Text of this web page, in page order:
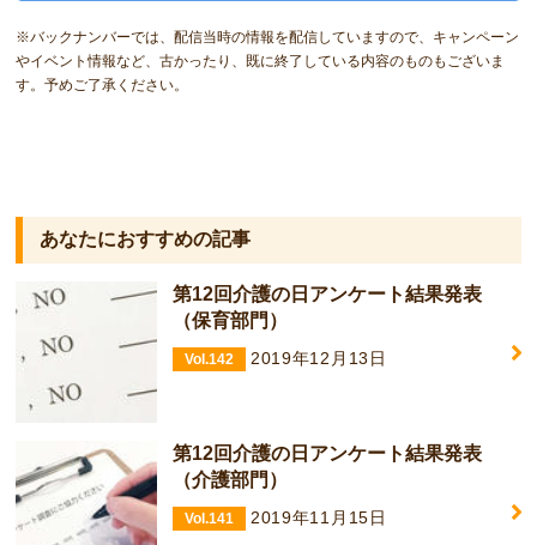
※バックナンバーでは、配信当時の情報を配信していますので、キャンペーン
やイベント情報など、古かったり、既に終了している内容のものもございま
す。予めご了承ください。
あなたにおすすめの記事
第12回介護の日アンケート結果発表
（保育部門）
Vol.142 2019年12月13日
第12回介護の日アンケート結果発表
（介護部門）
Vol.141 2019年11月15日